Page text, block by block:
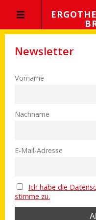
Newsletter
Vorname
Nachname
E-Mail-Adresse
Ich habe die
stimme zu.